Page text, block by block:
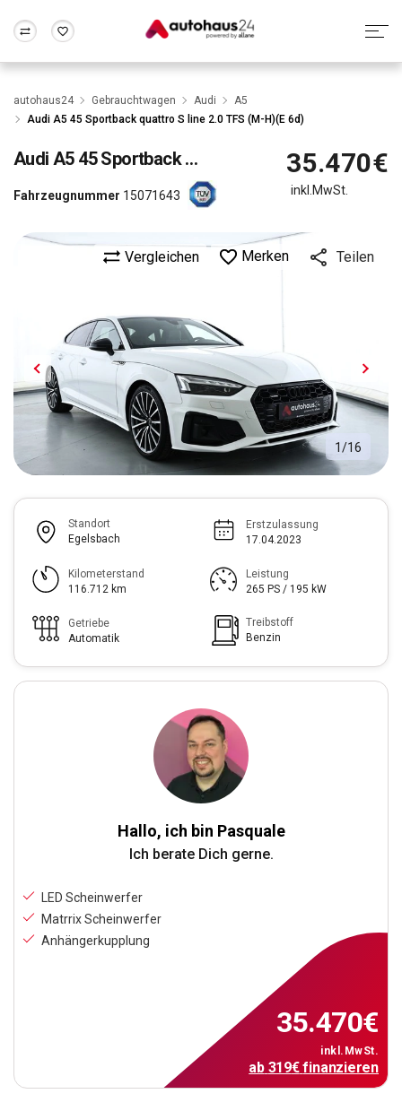
Zum Antrag
Wir bewerten dein Auto
Alle Fragen & Antworten
Rund um die Inzahlungnahme
FrankfurtWuppertal
autohaus24 Gebrauchtwagen Audi
A5
Audi A5 45 Sportback quattro S line 2.0 TFS (M-H)(E 6d)
Audi A5 45 Sportback quattro S line 2.0 TFS (M-H)(E 6d)
Fahrzeugnummer 15071643
Vergleichen Merken Teilen
35.470€
inkl.MwSt.
1 /16
Hallo, ich bin Pasquale
Ich berate Dich gerne.
LED Scheinwerfer
Matrrix Scheinwerfer
Anhängerkupplung
35.470€
inkl.MwSt.
ab 319€finanzieren
Standort
Egelsbach
Erstzulassung
17.04.2023
Kilometerstand
116.712 km
Leistung
265 PS / 195 kW
Getriebe
Automatik
Treibstoff
Benzin